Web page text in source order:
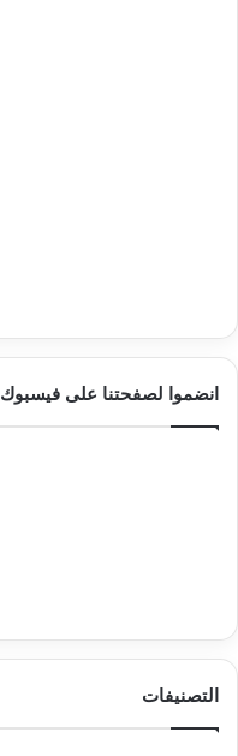
انضموا لصفحتنا على فيسبوك
التصنيفات